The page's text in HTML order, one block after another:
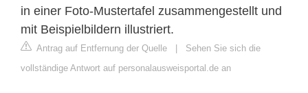
in einer Foto-Mustertafel zusammengestellt und
mit Beispielbildern illustriert.
Antrag auf Entfernung der Quelle | Sehen Sie sich die
vollständige Antwort auf personalausweisportal.de an